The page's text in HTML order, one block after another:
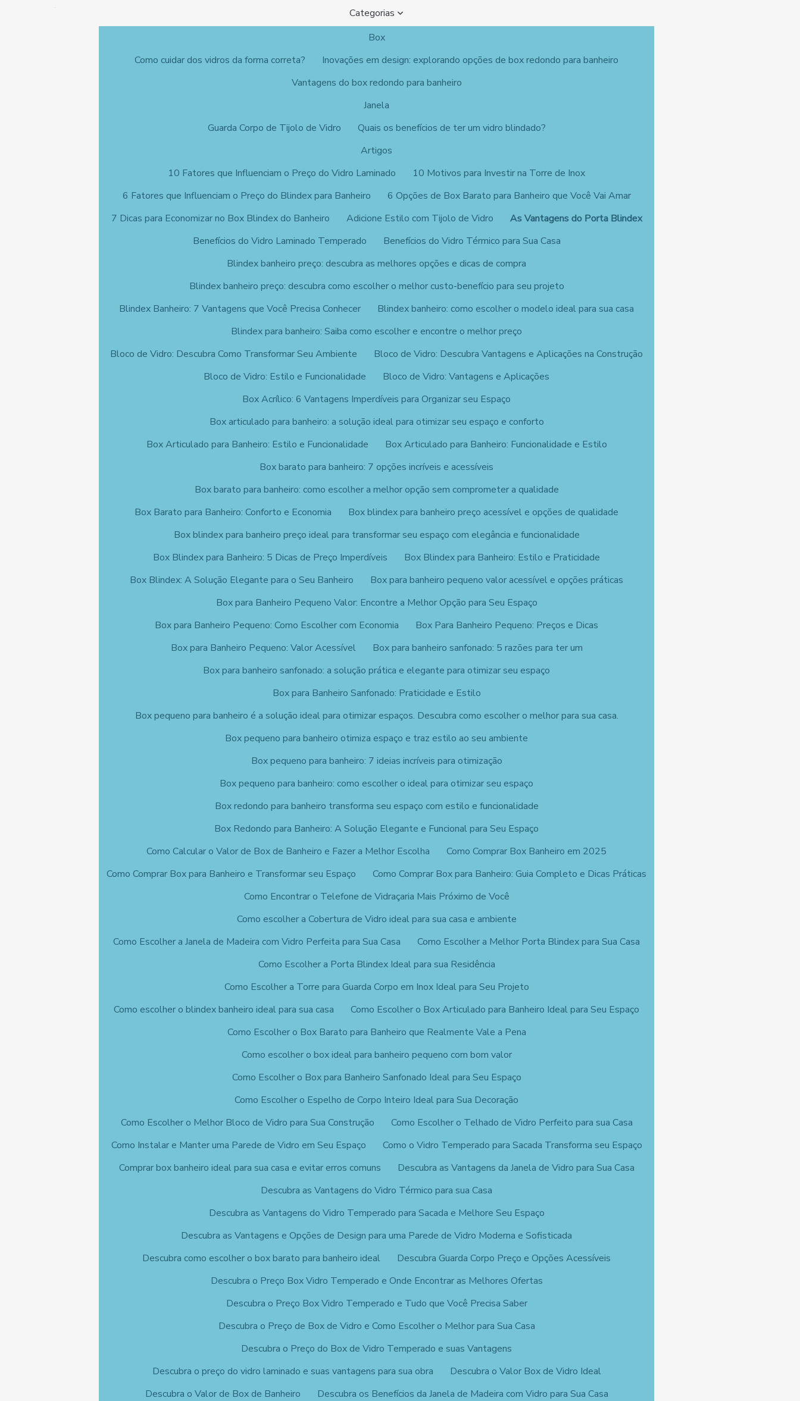
Categorias
Box
Como cuidar dos vidros da forma correta?
Inovações em design: explorando opções de box redondo para banheiro
Vantagens do box redondo para banheiro
Janela
Guarda Corpo de Tijolo de Vidro
Quais os benefícios de ter um vidro blindado?
Artigos
10 Fatores que Influenciam o Preço do Vidro Laminado
10 Motivos para Investir na Torre de Inox
6 Fatores que Influenciam o Preço do Blindex para Banheiro
6 Opções de Box Barato para Banheiro que Você Vai Amar
7 Dicas para Economizar no Box Blindex do Banheiro
Adicione Estilo com Tijolo de Vidro
As Vantagens do Porta Blindex
Benefícios do Vidro Laminado Temperado
Benefícios do Vidro Térmico para Sua Casa
Blindex banheiro preço: descubra as melhores opções e dicas de compra
Blindex banheiro preço: descubra como escolher o melhor custo-benefício para seu projeto
Blindex Banheiro: 7 Vantagens que Você Precisa Conhecer
Blindex banheiro: como escolher o modelo ideal para sua casa
Blindex para banheiro: Saiba como escolher e encontre o melhor preço
Bloco de Vidro: Descubra Como Transformar Seu Ambiente
Bloco de Vidro: Descubra Vantagens e Aplicações na Construção
Bloco de Vidro: Estilo e Funcionalidade
Bloco de Vidro: Vantagens e Aplicações
Box Acrílico: 6 Vantagens Imperdíveis para Organizar seu Espaço
Box articulado para banheiro: a solução ideal para otimizar seu espaço e conforto
Box Articulado para Banheiro: Estilo e Funcionalidade
Box Articulado para Banheiro: Funcionalidade e Estilo
Box barato para banheiro: 7 opções incríveis e acessíveis
Box barato para banheiro: como escolher a melhor opção sem comprometer a qualidade
Box Barato para Banheiro: Conforto e Economia
Box blindex para banheiro preço acessível e opções de qualidade
Box blindex para banheiro preço ideal para transformar seu espaço com elegância e funcionalidade
Box Blindex para Banheiro: 5 Dicas de Preço Imperdíveis
Box Blindex para Banheiro: Estilo e Praticidade
Box Blindex: A Solução Elegante para o Seu Banheiro
Box para banheiro pequeno valor acessível e opções práticas
Box para Banheiro Pequeno Valor: Encontre a Melhor Opção para Seu Espaço
Box para Banheiro Pequeno: Como Escolher com Economia
Box Para Banheiro Pequeno: Preços e Dicas
Box para Banheiro Pequeno: Valor Acessível
Box para banheiro sanfonado: 5 razões para ter um
Box para banheiro sanfonado: a solução prática e elegante para otimizar seu espaço
Box para Banheiro Sanfonado: Praticidade e Estilo
Box pequeno para banheiro é a solução ideal para otimizar espaços. Descubra como escolher o melhor para sua casa.
Box pequeno para banheiro otimiza espaço e traz estilo ao seu ambiente
Box pequeno para banheiro: 7 ideias incríveis para otimização
Box pequeno para banheiro: como escolher o ideal para otimizar seu espaço
Box redondo para banheiro transforma seu espaço com estilo e funcionalidade
Box Redondo para Banheiro: A Solução Elegante e Funcional para Seu Espaço
Como Calcular o Valor de Box de Banheiro e Fazer a Melhor Escolha
Como Comprar Box Banheiro em 2025
Como Comprar Box para Banheiro e Transformar seu Espaço
Como Comprar Box para Banheiro: Guia Completo e Dicas Práticas
Como Encontrar o Telefone de Vidraçaria Mais Próximo de Você
Como escolher a Cobertura de Vidro ideal para sua casa e ambiente
Como Escolher a Janela de Madeira com Vidro Perfeita para Sua Casa
Como Escolher a Melhor Porta Blindex para Sua Casa
Como Escolher a Porta Blindex Ideal para sua Residência
Como Escolher a Torre para Guarda Corpo em Inox Ideal para Seu Projeto
Como escolher o blindex banheiro ideal para sua casa
Como Escolher o Box Articulado para Banheiro Ideal para Seu Espaço
Como Escolher o Box Barato para Banheiro que Realmente Vale a Pena
Como escolher o box ideal para banheiro pequeno com bom valor
Como Escolher o Box para Banheiro Sanfonado Ideal para Seu Espaço
Como Escolher o Espelho de Corpo Inteiro Ideal para Sua Decoração
Como Escolher o Melhor Bloco de Vidro para Sua Construção
Como Escolher o Telhado de Vidro Perfeito para sua Casa
Como Instalar e Manter uma Parede de Vidro em Seu Espaço
Como o Vidro Temperado para Sacada Transforma seu Espaço
Comprar box banheiro ideal para sua casa e evitar erros comuns
Descubra as Vantagens da Janela de Vidro para Sua Casa
Descubra as Vantagens do Vidro Térmico para sua Casa
Descubra as Vantagens do Vidro Temperado para Sacada e Melhore Seu Espaço
Descubra as Vantagens e Opções de Design para uma Parede de Vidro Moderna e Sofisticada
Descubra como escolher o box barato para banheiro ideal
Descubra Guarda Corpo Preço e Opções Acessíveis
Descubra o Preço Box Vidro Temperado e Onde Encontrar as Melhores Ofertas
Descubra o Preço Box Vidro Temperado e Tudo que Você Precisa Saber
Descubra o Preço de Box de Vidro e Como Escolher o Melhor para Sua Casa
Descubra o Preço do Box de Vidro Temperado e suas Vantagens
Descubra o preço do vidro laminado e suas vantagens para sua obra
Descubra o Valor Box de Vidro Ideal
Descubra o Valor de Box de Banheiro
Descubra os Benefícios da Janela de Madeira com Vidro para Sua Casa